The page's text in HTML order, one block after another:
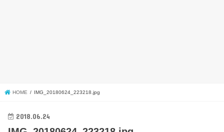
HOME IMG_20180624_223218.jpg
2018.06.24